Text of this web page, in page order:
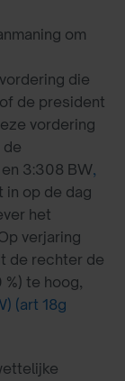
om
die
de president
vordering
de
3:308 BW,
in op de dag
het
verjaring
de rechter de
te hoog,
(art 18g